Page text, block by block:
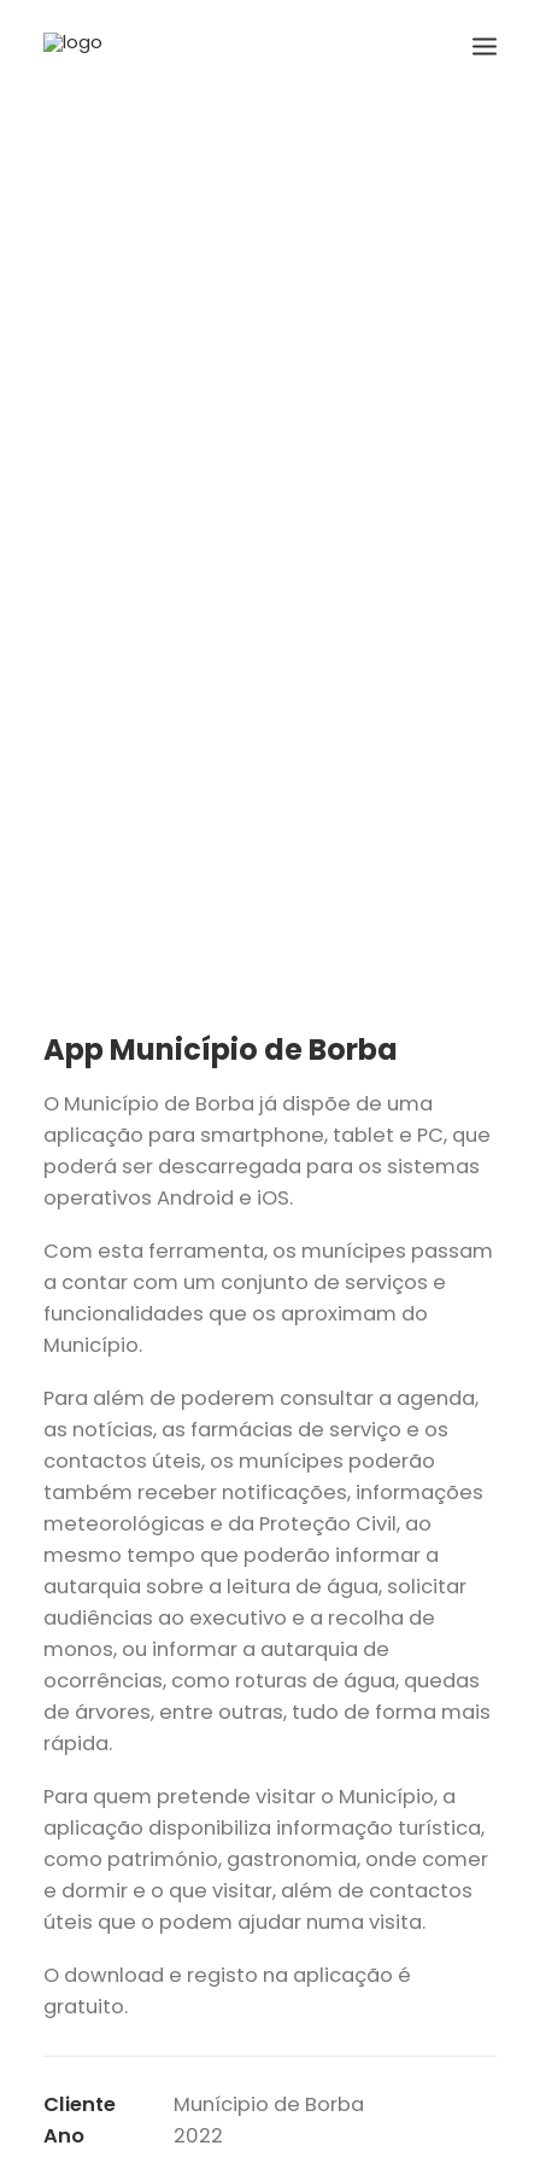
App Município de Borba
O Município de Borba já dispõe de uma
aplicação para smartphone, tablet e PC, que
poderá ser descarregada para os sistemas
operativos Android e iOS.
Com esta ferramenta, os munícipes passam
a contar com um conjunto de serviços e
funcionalidades que os aproximam do
Município.
Para além de poderem consultar a agenda,
as notícias, as farmácias de serviço e os
contactos úteis, os munícipes poderão
também receber notificações, informações
meteorológicas e da Proteção Civil, ao
mesmo tempo que poderão informar a
autarquia sobre a leitura de água, solicitar
audiências ao executivo e a recolha de
monos, ou informar a autarquia de
ocorrências, como roturas de água, quedas
de árvores, entre outras, tudo de forma mais
rápida.
Para quem pretende visitar o Município, a
aplicação disponibiliza informação turística,
como património, gastronomia, onde comer
e dormir e o que visitar, além de contactos
úteis que o podem ajudar numa visita.
O download e registo na aplicação é
gratuito.
Cliente
Munícipio de Borba
Ano
2022